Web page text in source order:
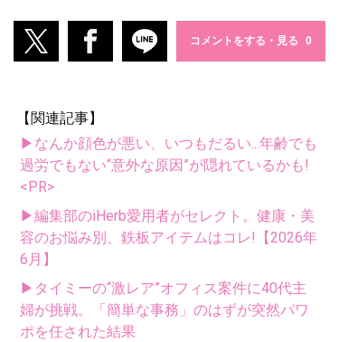
コメントをする・見る
【関連記事】
▶なんか顔色が悪い、いつもだるい...年齢でも
過労でもない“意外な原因”が隠れているかも!
<PR>
▶編集部のiHerb愛用者がセレクト。健康・美
容のお悩み別、鉄板アイテムはコレ!【2026年
6月】
▶タイミーの“激レア”オフィス案件に40代主
婦が挑戦。「簡単な事務」のはずが突然パワ
ポを任された結果